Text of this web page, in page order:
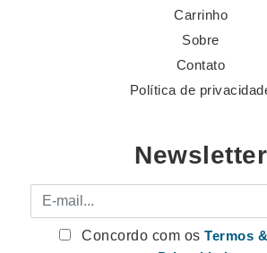
Carrinho
Sobre
Contato
Política de
Newsletter
E-mail
Concordo com osTermos